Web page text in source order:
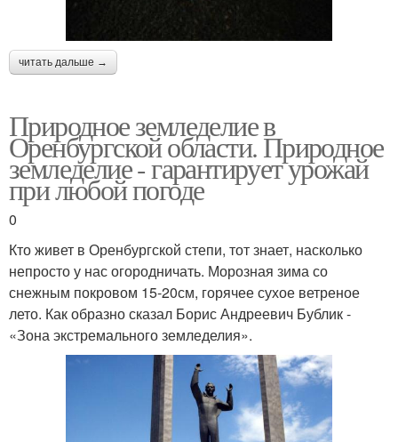
читать дальше →
Природное земледелие в
Оренбургской области. Природное
земледелие - гарантирует урожай
при любой погоде
0
Кто живет в Оренбургской степи, тот знает, насколько
непросто у нас огородничать. Морозная зима со
снежным покровом 15-20см, горячее сухое ветреное
лето. Как образно сказал Борис Андреевич Бублик -
«Зона экстремального земледелия».